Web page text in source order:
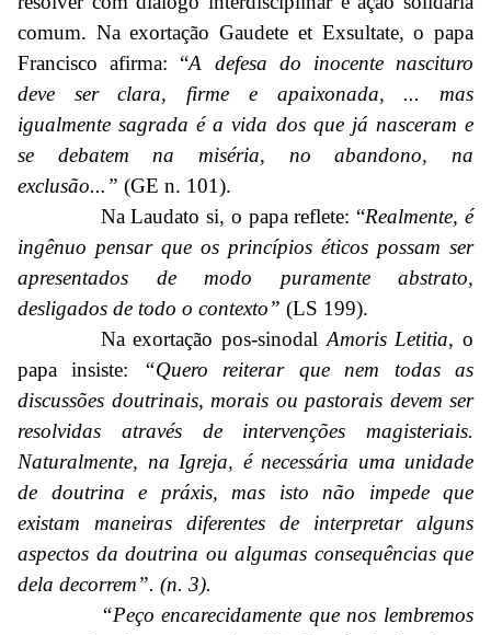
comum. Na exortação Gaudete et Exsultate, o papa
Francisco afirma: “A defesa do inocente nascituro
deve ser clara, firme e apaixonada, ... mas
igualmente sagrada é a vida dos que já nasceram e
se debatem na miséria, no abandono, na
exclusão...” (GE n. 101).
Na Laudato si, o papa reflete: “Realmente, é
ingênuo pensar que os princípios éticos possam ser
apresentados de modo puramente abstrato,
desligados de todo o contexto” (LS 199).
Na exortação pos-sinodal Amoris Letitia, o
papa insiste:
“Quero reiterar que nem todas as
discussões doutrinais, morais ou pastorais devem ser
resolvidas através de intervenções magisteriais.
Naturalmente, na Igreja, é necessária uma unidade
de doutrina e práxis, mas isto não impede que
existam maneiras diferentes de interpretar alguns
aspectos da doutrina ou algumas consequências que
dela decorrem”. (n. 3).
“Peço encarecidamente que nos lembremos